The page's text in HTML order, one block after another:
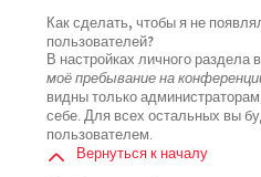
Как сделать, чтобы я не
пользователей?
В настройках личного раздела
моё пребывание на
видны только
себе. Для всех остальных вы
пользователем.
Вернуться к началу